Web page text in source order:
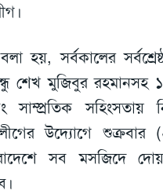
বলা হয়, সর্বকালের
শেখ মুজিবুর
সাম্প্রতিক সহিংসতায়
উদ্যোগে
সব মসজিদে